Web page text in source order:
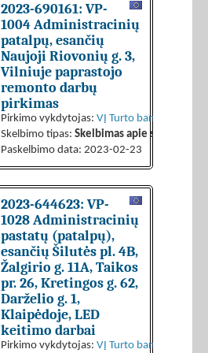
2023-690161: VP-
1004 Administracinių
patalpų, esančių
Naujoji Riovonių g. 3,
Vilniuje paprastojo
remonto darbų
pirkimas
Pirkimo vykdytojas: VĮ Turto bankas
Skelbimo tipas: Skelbimas apie sutarties
Paskelbimo data: 2023-02-23
2023-644623: VP-
1028 Administracinių
pastatų (patalpų),
esančių Šilutės pl. 4B,
Žalgirio g. 11A, Taikos
pr. 26, Kretingos g. 62,
Darželio g. 1,
Klaipėdoje, LED
keitimo darbai
Pirkimo vykdytojas: VĮ Turto bankas